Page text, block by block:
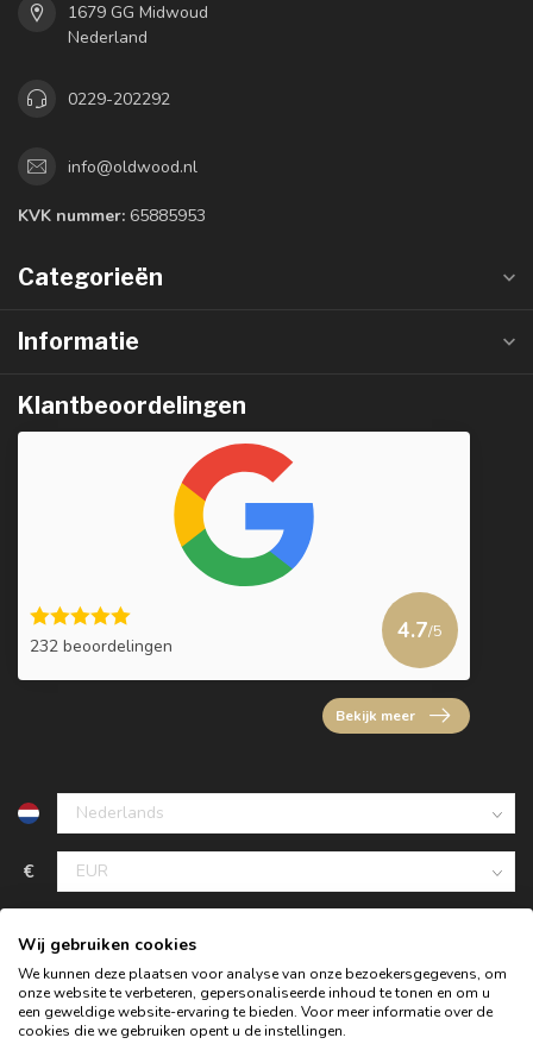
1679 GG Midwoud
Nederland
0229-202292
info@oldwood.nl
KVK nummer: 65885953
Categorieën
Informatie
Klantbeoordelingen
232 beoordelingen
4.7/5
Bekijk meer
€
Wij gebruiken cookies
We kunnen deze plaatsen voor analyse van onze bezoekersgegevens, om
onze website te verbeteren, gepersonaliseerde inhoud te tonen en om u
een geweldige website-ervaring te bieden. Voor meer informatie over de
cookies die we gebruiken opent u de instellingen.